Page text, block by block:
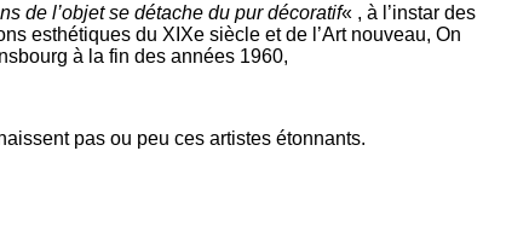
de l’objet se détache du pur décoratif« , à l’instar des
esthétiques du XIXe siècle et de l’Art nouveau, On
à la fin des années 1960,
pas ou peu ces artistes étonnants.